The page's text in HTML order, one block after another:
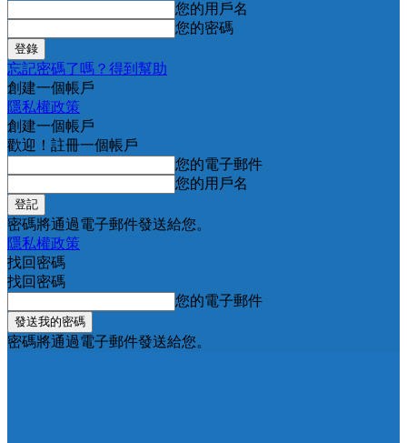
您的用戶名
您的密碼
忘記密碼了嗎？得到幫助
創建一個帳戶
隱私權政策
創建一個帳戶
歡迎！註冊一個帳戶
您的電子郵件
您的用戶名
密碼將通過電子郵件發送給您。
隱私權政策
找回密碼
找回密碼
您的電子郵件
密碼將通過電子郵件發送給您。